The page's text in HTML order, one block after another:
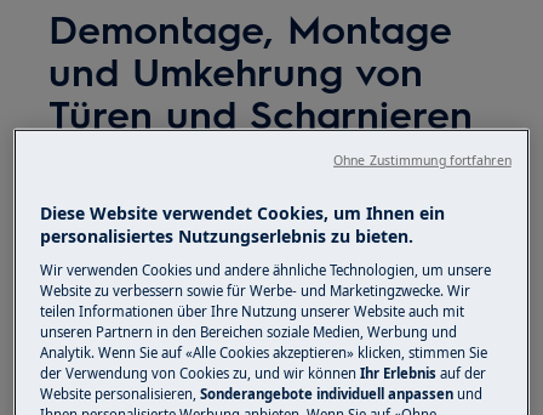
Demontage, Montage
und Umkehrung von
Türen und Scharnieren
Lösung
Deaktivieren Sie vor Wartungsarbeiten das Gerät
und ziehen Sie den Netzstecker aus derSteckdose.
Seien Sie immer vorsichtig, wenn Sie Geräte
bewegen. Bei schweren Geräten müssen zwei
Personen sie bewegen.
Diese Website verwendet Cookies, um Ihnen ein
personalisiertes Nutzungserlebnis zu bieten.
Wir verwenden Cookies und andere ähnliche Technologien, um unsere
Website zu verbessern sowie für Werbe- und Marketingzwecke. Wir
teilen Informationen über Ihre Nutzung unserer Website auch mit
unseren Partnern in den Bereichen soziale Medien, Werbung und
Analytik. Wenn Sie auf «Alle Cookies akzeptieren» klicken, stimmen Sie
der Verwendung von Cookies zu, und wir könnenIhr Erlebnisauf der
Website personalisieren,Sonderangebote individuell anpassen und
Ohne Zustimmung fortfahren